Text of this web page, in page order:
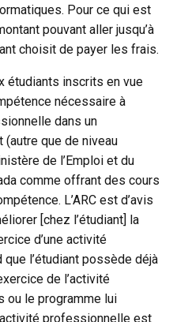
Pour ce qui est
pouvant aller jusqu’à
choisit de payer les frais.
étudiants inscrits en vue
nécessaire à
dans un
(autre que de niveau
de l’Emploi et du
comme offrant des cours
L’ARC est d’avis
[chez l’étudiant] la
d’une activité
l’étudiant possède déjà
de l’activité
ou le programme lui
activité professionnelle est